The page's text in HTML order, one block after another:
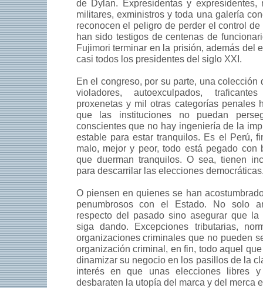
de Dylan. Expresidentas y expresidentes,
militares, exministros y toda una galería
reconocen el peligro de perder el control
han sido testigos de centenas de
Fujimori terminar en la prisión, además del
casi todos los presidentes del siglo XXI.
En el congreso, por su parte, una colección
violadores, autoexculpados,
proxenetas y mil otras categorías penales
que las instituciones no puedan
conscientes que no hay ingeniería de la
estable para estar tranquilos. Es el Perú,
malo, mejor y peor, todo está pegado con
que duerman tranquilos. O sea, tienen
para descarrilar las elecciones
O piensen en quienes se han
penumbrosos con el Estado. No solo
respecto del pasado sino asegurar que la
siga dando. Excepciones tributarias,
organizaciones criminales que no pueden
organización criminal, en fin, todo aquel
dinamizar su negocio en los pasillos de la
interés en que unas elecciones libres y
desbaraten la utopía del marca y del merca